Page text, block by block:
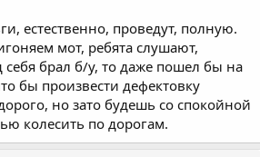
естественно, проведут, полную.
мот, ребята слушают,
себя брал б/у, то даже пошел бы на
бы произвести дефектовку
но зато будешь со спокойной
колесить по дорогам.